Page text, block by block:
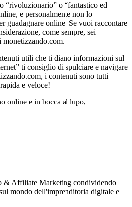
“rivoluzionario” o “fantastico ed
e personalmente non lo
guadagnare online. Se vuoi raccontare
come sempre, sei
utili che ti diano informazioni sul
ti consiglio di spulciare e navigare
i contenuti sono tutti
e veloce!
online e in bocca al lupo,
& Affiliate Marketing condividendo
mondo dell'imprenditoria digitale e